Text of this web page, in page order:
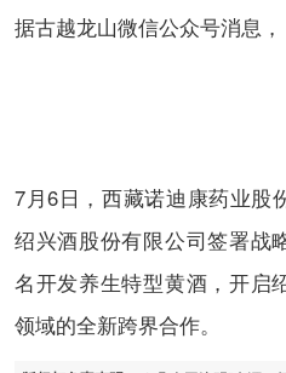
据古越龙山微信公众号消息，
7月6日，西藏诺迪康药业股
绍兴酒股份有限公司签署战
名开发养生特型黄酒，开启
领域的全新跨界合作。